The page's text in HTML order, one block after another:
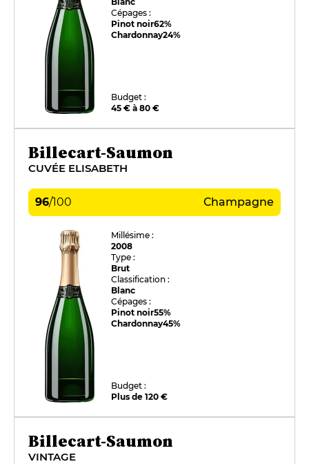
Cépages :
Pinot noir62%
Chardonnay24%
Budget :
45 € à 80 €
Billecart-Saumon
CUVÉE ELISABETH
96/100 Champagne
Millésime :
2008
Type :
Brut
Classification :
Blanc
Cépages :
Pinot noir55%
Chardonnay45%
Budget :
Plus de 120 €
Billecart-Saumon
VINTAGE